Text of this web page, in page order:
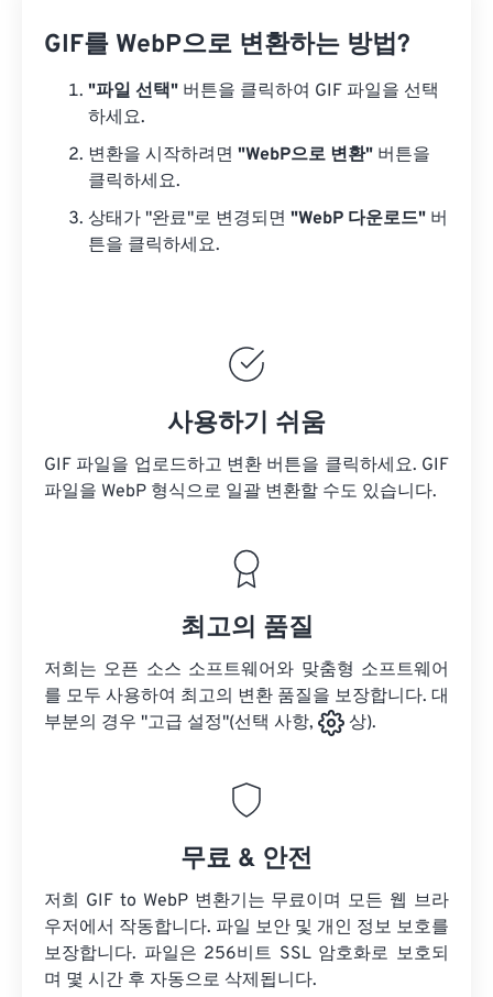
GIF를 WebP으로 변환하는 방법?
"파일 선택" 버튼을 클릭하여 GIF 파일을 선택
하세요.
변환을 시작하려면 "WebP으로 변환" 버튼을
클릭하세요.
상태가 "완료"로 변경되면 "WebP 다운로드" 버
튼을 클릭하세요.
사용하기 쉬움
GIF 파일을 업로드하고 변환 버튼을 클릭하세요. GIF
파일을 WebP 형식으로 일괄 변환할 수도 있습니다.
최고의 품질
저희는 오픈 소스 소프트웨어와 맞춤형 소프트웨어
를 모두 사용하여 최고의 변환 품질을 보장합니다. 대
부분의 경우 "고급 설정"(선택 사항,
상).
무료 & 안전
저희 GIF to WebP 변환기는 무료이며 모든 웹 브라
우저에서 작동합니다. 파일 보안 및 개인 정보 보호를
보장합니다. 파일은 256비트 SSL 암호화로 보호되
며 몇 시간 후 자동으로 삭제됩니다.